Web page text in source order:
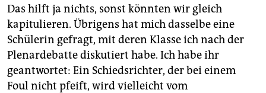
Das hilft ja nichts, sonst könnten wir gleich
kapitulieren. Übrigens hat mich dasselbe eine
Schülerin gefragt, mit deren Klasse ich nach der
Plenardebatte diskutiert habe. Ich habe ihr
geantwortet: Ein Schiedsrichter, der bei einem
Foul nicht pfeift, wird vielleicht vom